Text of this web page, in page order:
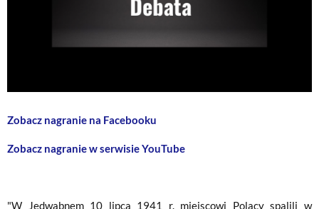
Zobacz nagranie na Facebooku
Zobacz nagranie w serwisie YouTube
"W Jedwabnem 10 lipca 1941 r. miejscowi Polacy spalili w